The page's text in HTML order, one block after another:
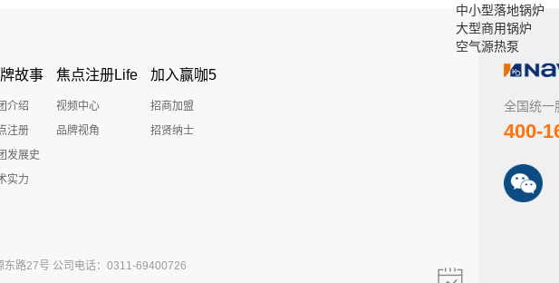
中小型落地锅炉
大型商用锅炉
空气源热泵
故事
介绍
注册
发展史
实力
焦点注册Life
视频中心
品牌视角
加入赢咖5
招商加盟
招贤纳士
东路27号 公司电话：0311-69400726
全国统一
400-